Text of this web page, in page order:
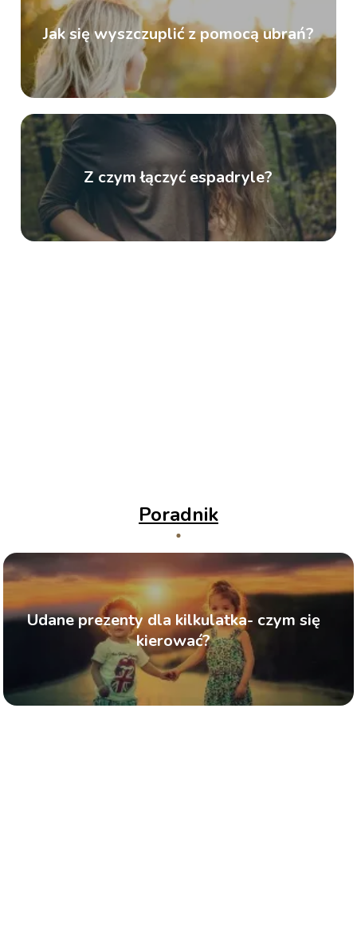
Jak się wyszczuplić z pomocą ubrań?
Z czym łączyć espadryle?
Poradnik
Udane prezenty dla kilkulatka- czym się
kierować?